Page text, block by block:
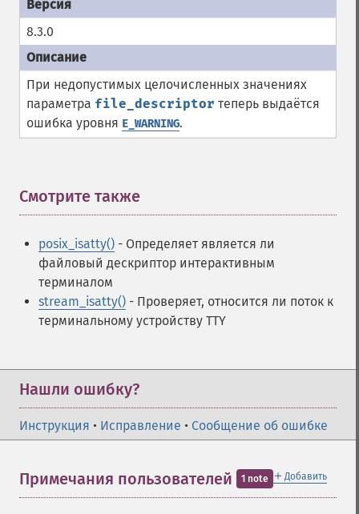
8.3.0
При недопустимых целочисленных значениях
параметра file_descriptor теперь выдаётся
ошибка уровня E_WARNING.
Смотрите также
posix_isatty() - Определяет является ли
файловый дескриптор интерактивным
терминалом
stream_isatty() - Проверяет, относится ли поток к
терминальному устройству TTY
Нашли ошибку?
Инструкция • Исправление • Сообщение об ошибке
＋ Добавить
Примечания пользователей 1 note